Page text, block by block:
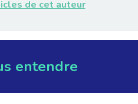
de cet auteur
entendre